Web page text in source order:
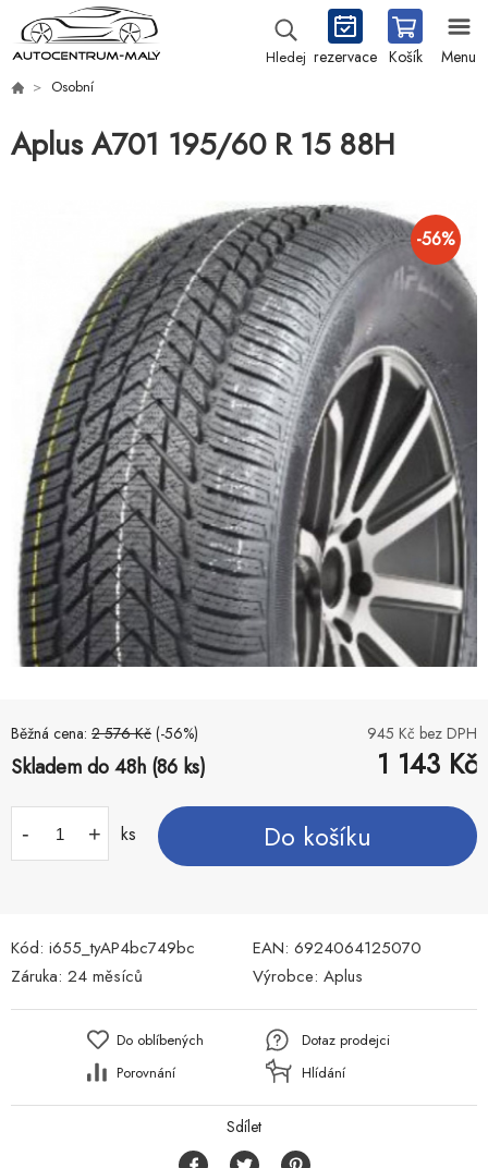
Hledej rezervace Košík Menu
Osobní
Aplus A701 195/60 R 15 88H
-56%
Běžná cena: 2 576 Kč (-56%) 945 Kč bez DPH
Skladem do 48h (86 ks) 1 143 Kč
- + ks Do košíku
Kód: i655_tyAP4bc749bc EAN: 6924064125070
Záruka: 24 měsíců Výrobce: Aplus
Do oblíbených
Porovnání
Dotaz prodejci
Hlídání
Sdílet